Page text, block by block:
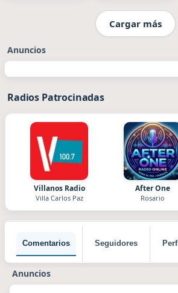
Cargar más
Anuncios
Radios Patrocinadas
Villanos Radio
Villa Carlos Paz
After One
Rosario
Comentarios Seguidores
Anuncios